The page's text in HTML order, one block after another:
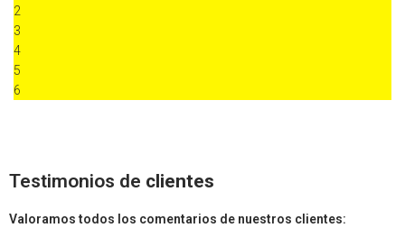
2
3
4
5
6
Testimonios de clientes
Valoramos todos los comentarios de nuestros clientes: